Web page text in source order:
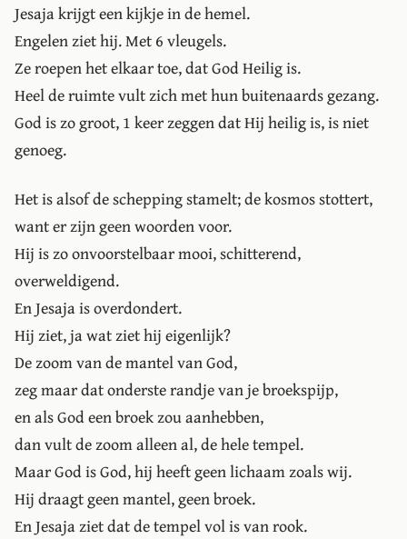
Jesaja krijgt een kijkje in de hemel.
Engelen ziet hij. Met 6 vleugels.
Ze roepen het elkaar toe, dat God Heilig is.
Heel de ruimte vult zich met hun buitenaards gezang.
God is zo groot, 1 keer zeggen dat Hij heilig is, is niet
genoeg.
Het is alsof de schepping stamelt; de kosmos stottert,
want er zijn geen woorden voor.
Hij is zo onvoorstelbaar mooi, schitterend,
overweldigend.
En Jesaja is overdondert.
Hij ziet, ja wat ziet hij eigenlijk?
De zoom van de mantel van God,
zeg maar dat onderste randje van je broekspijp,
en als God een broek zou aanhebben,
dan vult de zoom alleen al, de hele tempel.
Maar God is God, hij heeft geen lichaam zoals wij.
Hij draagt geen mantel, geen broek.
En Jesaja ziet dat de tempel vol is van rook.